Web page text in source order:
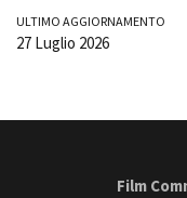
ULTIMO AGGIORNAMENTO
27 Luglio 2026
Film